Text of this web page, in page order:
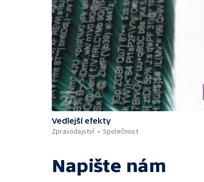
Vedlejší efekty
Zpravodajství
Společnost
Napište nám